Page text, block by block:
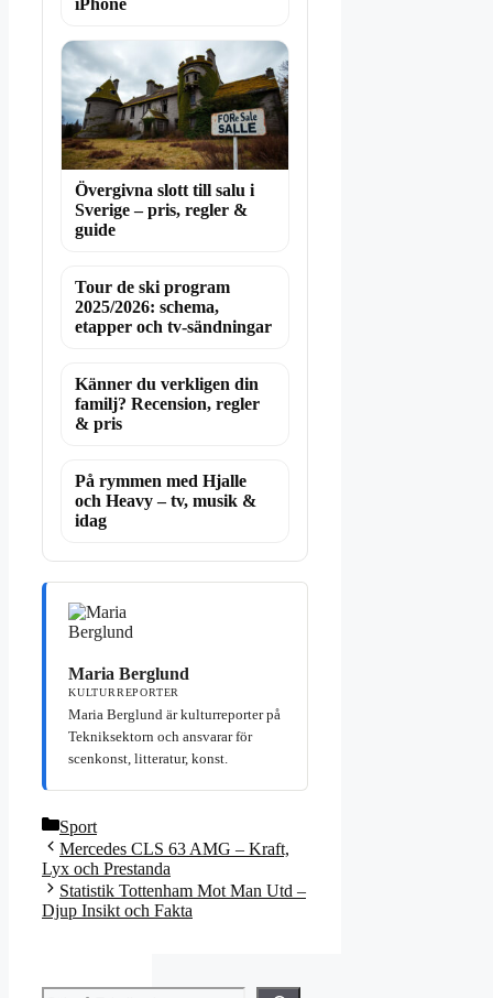
Övergivna slott till salu i
Sverige – pris, regler &
guide
Tour de ski program
2025/2026: schema,
etapper och tv-sändningar
Känner du verkligen din
familj? Recension, regler
& pris
På rymmen med Hjalle
och Heavy – tv, musik &
idag
Maria Berglund
KULTURREPORTER
Maria Berglund är kulturreporter på
Tekniksektorn och ansvarar för
scenkonst, litteratur, konst.
Kategorier
Sport
Mercedes CLS 63 AMG – Kraft,
Lyx och Prestanda
Statistik Tottenham Mot Man Utd –
Djup Insikt och Fakta